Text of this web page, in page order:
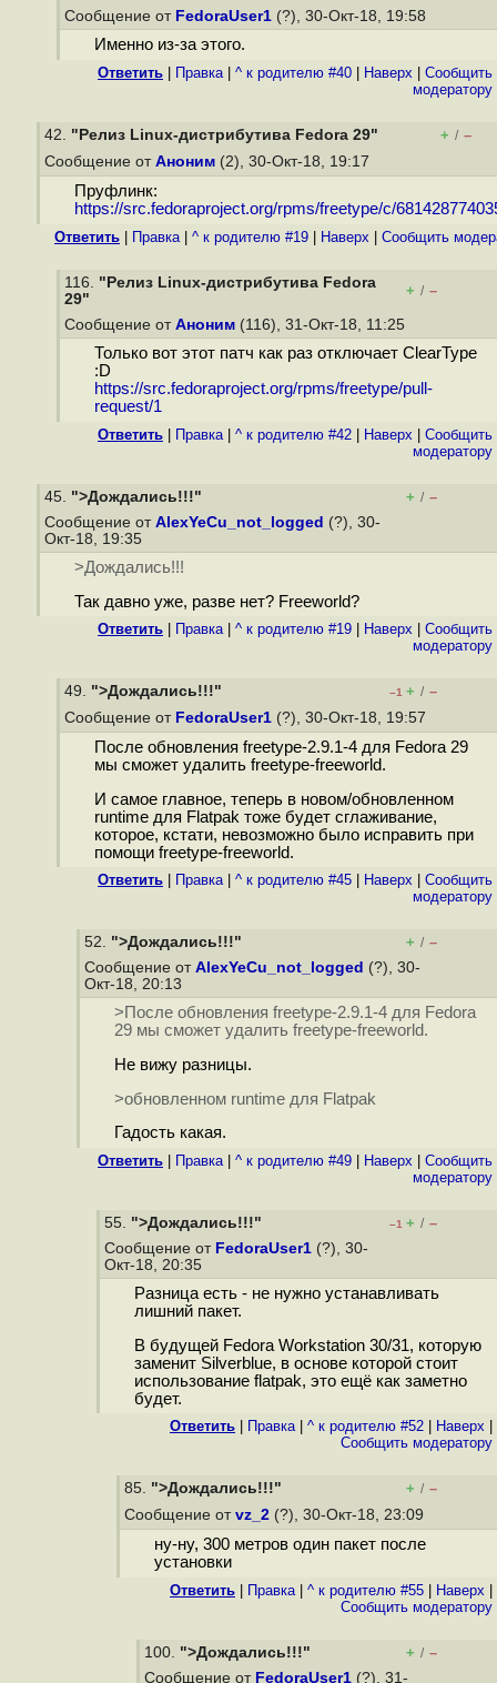
Сообщение от FedoraUser1 (?), 30-Окт-18, 19:58
Именно из-за этого.
Ответить Правка| ^ к родителю #40 Наверх
Cообщить
модератору
42. "Релиз Linux-дистрибутива Fedora 29" + / –
Сообщение от Аноним (2), 30-Окт-18, 19:17
Пруфлинк:
https://src.fedoraproject.org/rpms/freetype/c/
Ответить Правка| ^ к родителю #19 Наверх Cообщить
116. "Релиз Linux-дистрибутива Fedora
29"
+ / –
Сообщение от Аноним (116), 31-Окт-18, 11:25
Только вот этот патч как раз отключает ClearType
:D
https://src.fedoraproject.org/rpms/freetype/pull-
request/1
Ответить Правка| ^ к родителю #42 Наверх
Cообщить
модератору
45. ">Дождались!!!" + / –
Сообщение от AlexYeCu_not_logged (?), 30-
Окт-18, 19:35
>Дождались!!!
Так давно уже, разве нет? Freeworld?
Ответить Правка| ^ к родителю #19 Наверх
Cообщить
модератору
49. ">Дождались!!!" –1 + / –
Сообщение от FedoraUser1 (?), 30-Окт-18, 19:57
После обновления freetype-2.9.1-4 для Fedora 29
мы сможет удалить freetype-freeworld.
И самое главное, теперь в новом/обновленном
runtime для Flatpak тоже будет сглаживание,
которое, кстати, невозможно было исправить при
помощи freetype-freeworld.
Ответить Правка| ^ к родителю #45 Наверх
Cообщить
модератору
52. ">Дождались!!!" + / –
Сообщение от AlexYeCu_not_logged (?), 30-
Окт-18, 20:13
>После обновления freetype-2.9.1-4 для Fedora
29 мы сможет удалить freetype-freeworld.
Не вижу разницы.
>обновленном runtime для Flatpak
Гадость какая.
Ответить Правка| ^ к родителю #49 Наверх
Cообщить
модератору
55. ">Дождались!!!" –1 + / –
Сообщение от FedoraUser1 (?), 30-
Окт-18, 20:35
Разница есть - не нужно устанавливать
лишний пакет.
В будущей Fedora Workstation 30/31, которую
заменит Silverblue, в основе которой стоит
использование flatpak, это ещё как заметно
будет.
Ответить Правка| ^ к родителю #52 Наверх
Cообщить модератору
85. ">Дождались!!!" + / –
Сообщение от vz_2 (?), 30-Окт-18, 23:09
ну-ну, 300 метров один пакет после
установки
Ответить Правка| ^ к родителю #55 Наверх
Cообщить модератору
100. ">Дождались!!!" + / –
Сообщение от FedoraUser1 (?), 31-